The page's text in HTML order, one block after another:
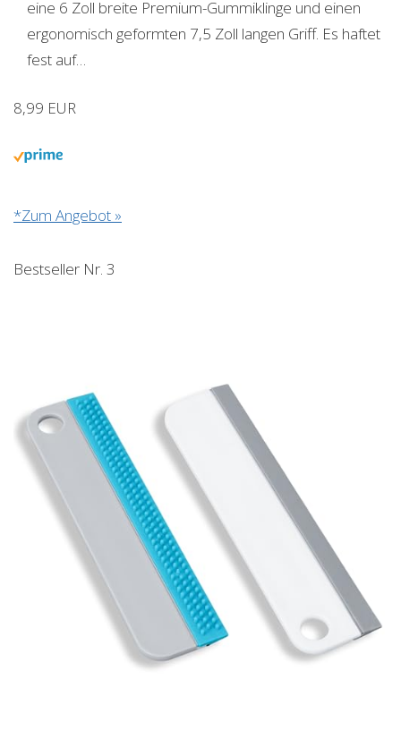
eine 6 Zoll breite Premium-Gummiklinge und einen
ergonomisch geformten 7,5 Zoll langen Griff. Es haftet
fest auf…
8,99 EUR
*Zum Angebot »
Bestseller Nr. 3